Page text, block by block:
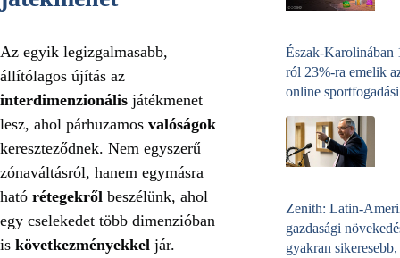
Az egyik legizgalmasabb,
állítólagos újítás az
interdimenzionális játékmenet
lesz, ahol párhuzamos valóságok
kereszteződnek. Nem egyszerű
zónaváltásról, hanem egymásra
ható rétegekről beszélünk, ahol
egy cselekedet több dimenzióban
is következményekkel jár.
Észak-Karolinában
ról 23%-ra emelik
online
Zenith: Latin-
gazdasági
gyakran sikeresebb,